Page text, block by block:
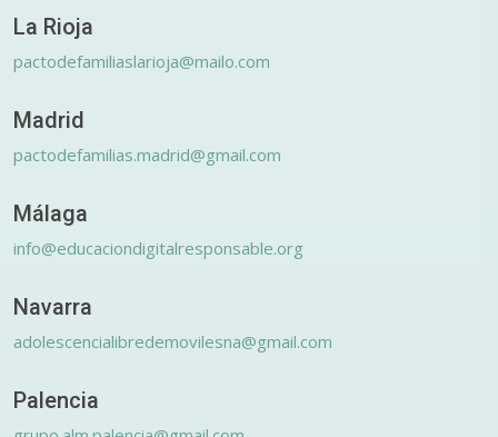
La Rioja
pactodefamiliaslarioja@mailo.com
Madrid
pactodefamilias.madrid@gmail.com
Málaga
info@educaciondigitalresponsable.org
Navarra
adolescencialibredemovilesna@gmail.com
Palencia